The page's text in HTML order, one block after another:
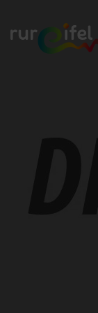
Zurück
zur
Startseite